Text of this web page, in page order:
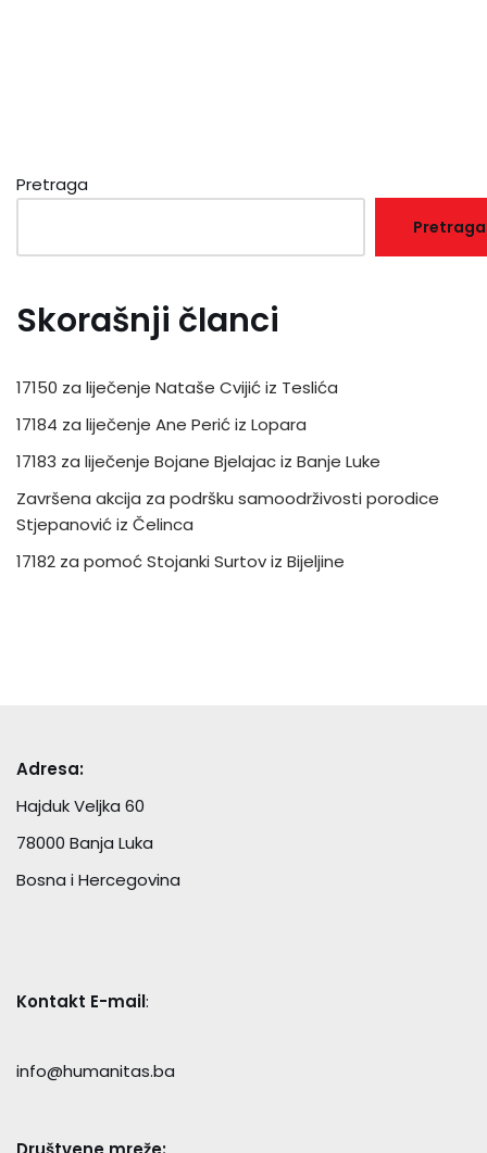
Pretraga
Pretraga
Skorašnji članci
17150 za liječenje Nataše Cvijić iz Teslića
17184 za liječenje Ane Perić iz Lopara
17183 za liječenje Bojane Bjelajac iz Banje Luke
Završena akcija za podršku samoodrživosti porodice
Stjepanović iz Čelinca
17182 za pomoć Stojanki Surtov iz Bijeljine
Adresa:
Hajduk Veljka 60
78000 Banja Luka
Bosna i Hercegovina
Kontakt E-mail:
info@humanitas.ba